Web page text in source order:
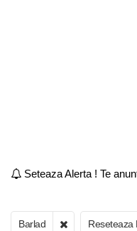
Seteaza Alerta ! Te
Barlad Reseteaza